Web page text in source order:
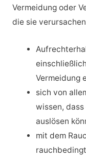
Vermeidung oder
die sie
Vermeidung
sich von
wissen,
auslösen
mit dem